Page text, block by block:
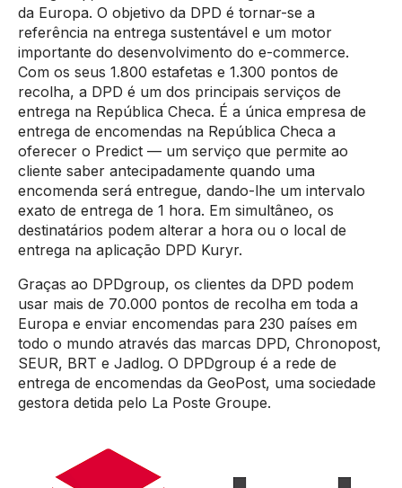
da Europa. O objetivo da DPD é tornar-se a
referência na entrega sustentável e um motor
importante do desenvolvimento do e-commerce.
Com os seus 1.800 estafetas e 1.300 pontos de
recolha, a DPD é um dos principais serviços de
entrega na República Checa. É a única empresa de
entrega de encomendas na República Checa a
oferecer o Predict — um serviço que permite ao
cliente saber antecipadamente quando uma
encomenda será entregue, dando-lhe um intervalo
exato de entrega de 1 hora. Em simultâneo, os
destinatários podem alterar a hora ou o local de
entrega na aplicação DPD Kuryr.
Graças ao DPDgroup, os clientes da DPD podem
usar mais de 70.000 pontos de recolha em toda a
Europa e enviar encomendas para 230 países em
todo o mundo através das marcas DPD, Chronopost,
SEUR, BRT e Jadlog. O DPDgroup é a rede de
entrega de encomendas da GeoPost, uma sociedade
gestora detida pelo La Poste Groupe.